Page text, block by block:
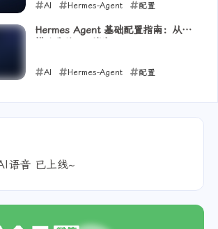
AI Hermes-Agent 配置
2026-05-16
Hermes Agent 基础配置指南：从零
AI Hermes-Agent 配置
语音 已上线~